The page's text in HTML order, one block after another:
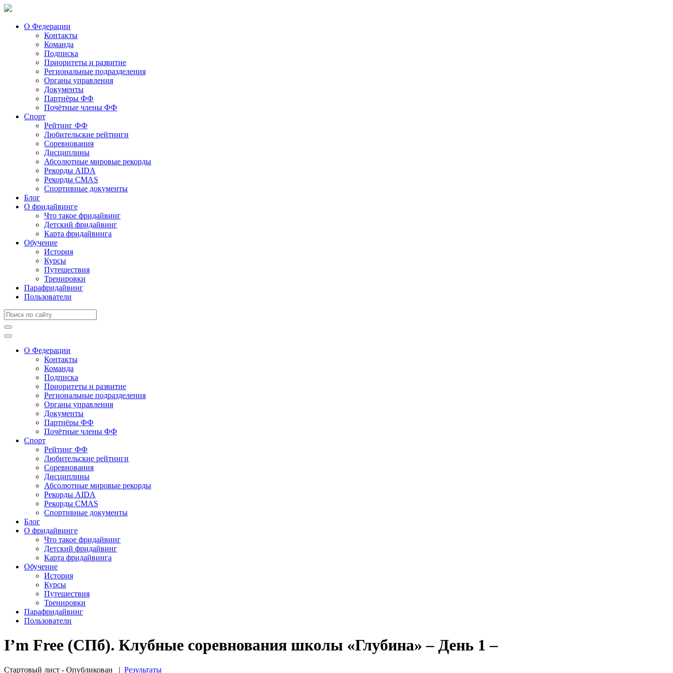
О Федерации
Контакты
Команда
Подписка
Приоритеты и развитие
Региональные подразделения
Органы управления
Документы
Партнёры ФФ
Почётные члены ФФ
Спорт
Рейтинг ФФ
Любительские рейтинги
Соревнования
Дисциплины
Абсолютные мировые рекорды
Рекорды AIDA
Рекорды CMAS
Спортивные документы
Блог
О фридайвинге
Что такое фридайвинг
Детский фридайвинг
Карта фридайвинга
Обучение
История
Курсы
Путешествия
Тренировки
Парафридайвинг
Пользователи
О Федерации
Контакты
Команда
Подписка
Приоритеты и развитие
Региональные подразделения
Органы управления
Документы
Партнёры ФФ
Почётные члены ФФ
Спорт
Рейтинг ФФ
Любительские рейтинги
Соревнования
Дисциплины
Абсолютные мировые рекорды
Рекорды AIDA
Рекорды CMAS
Спортивные документы
Блог
О фридайвинге
Что такое фридайвинг
Детский фридайвинг
Карта фридайвинга
Обучение
История
Курсы
Путешествия
Тренировки
Парафридайвинг
Пользователи
I’m Free (СПб). Клубные соревнования школы «Глубина» – День 1 –
Стартовый лист - Опубликован | Результаты